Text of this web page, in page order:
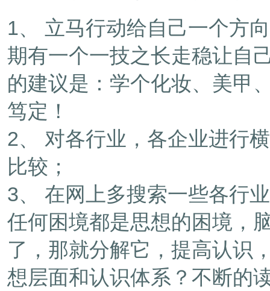
1、 立马行动给自己一个方
期有一个一技之长走稳让自
的建议是：学个化妆、美甲
笃定！
2、 对各行业，各企业进行
比较；
3、 在网上多搜索一些各行
任何困境都是思想的困境，
了，那就分解它，提高认识
想层面和认识体系？不断的